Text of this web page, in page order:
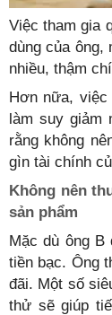
Việc tham gia
dùng của ông,
nhiều, thậm
Hơn nữa, việc
làm suy giảm
rằng không
gìn tài chính
Không nên
sản phẩm
Mặc dù ông B
tiền bạc. Ông
đãi. Một số
thử sẽ giúp